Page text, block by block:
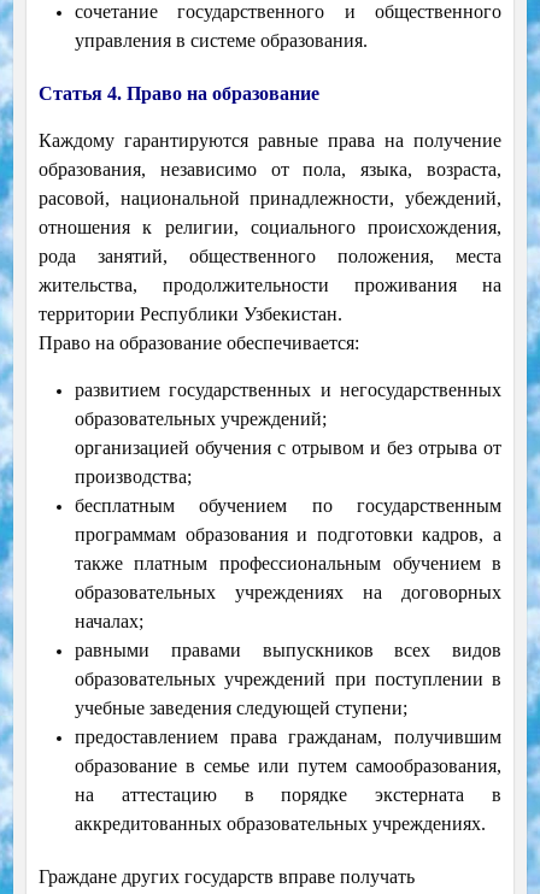
сочетание государственного и общественного
управления в системе образования.
Статья 4. Право на образование
Каждому гарантируются равные права на получение
образования, независимо от пола, языка, возраста,
расовой, национальной принадлежности, убеждений,
отношения к религии, социального происхождения,
рода занятий, общественного положения, места
жительства, продолжительности проживания на
территории Республики Узбекистан.
Право на образование обеспечивается:
развитием государственных и негосударственных
образовательных учреждений;
организацией обучения с отрывом и без отрыва от
производства;
бесплатным обучением по государственным
программам образования и подготовки кадров, а
также платным профессиональным обучением в
образовательных учреждениях на договорных
началах;
равными правами выпускников всех видов
образовательных учреждений при поступлении в
учебные заведения следующей ступени;
предоставлением права гражданам, получившим
образование в семье или путем самообразования,
на аттестацию в порядке экстерната в
аккредитованных образовательных учреждениях.
Граждане других государств вправе получать